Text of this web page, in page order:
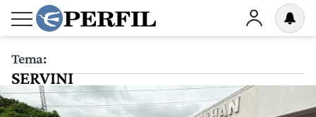
Tema:
SERVINI